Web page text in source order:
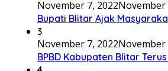
November 7, 2022November
Bupati Blitar Ajak
3
November 7, 2022November
BPBD Kabupaten Blitar